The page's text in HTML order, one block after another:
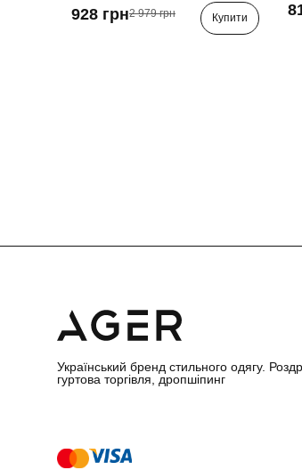
928 грн2 979 грн Купити
Український бренд стильного одягу.
гуртова торгівля, дропшіпинг